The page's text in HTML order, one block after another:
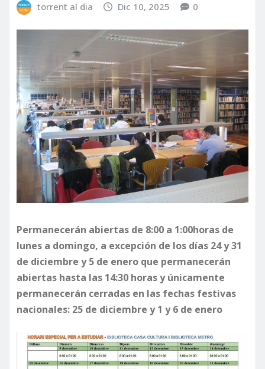
torrent al dia Dic 10, 2025 0
Permanecerán abiertas de 8:00 a 1:00horas de
lunes a domingo, a excepción de los días 24 y 31
de diciembre y 5 de enero que permanecerán
abiertas hasta las 14:30 horas y únicamente
permanecerán cerradas en las fechas festivas
nacionales: 25 de diciembre y 1 y 6 de enero